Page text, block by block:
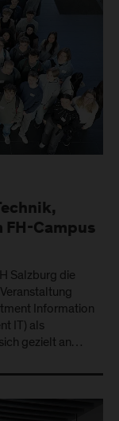
Campus
Salzburg die
Information
IT) als
gezielt an…